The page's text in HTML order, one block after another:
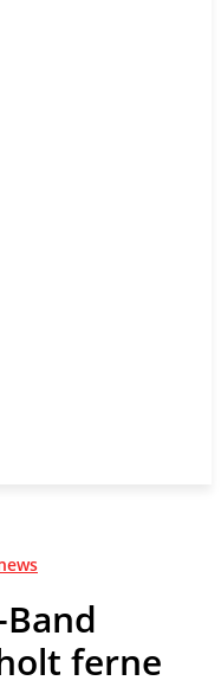
ferne